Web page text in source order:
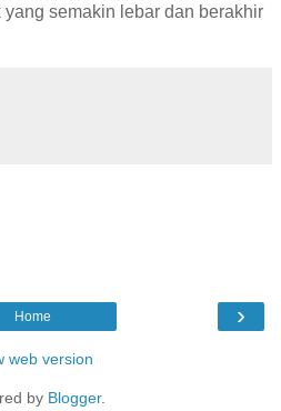
yang semakin lebar dan berakhir
›
Home
web version
by Blogger.